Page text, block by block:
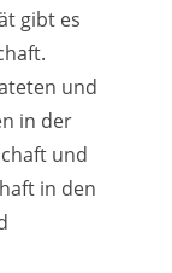
gibt es
und
in der
und
in den